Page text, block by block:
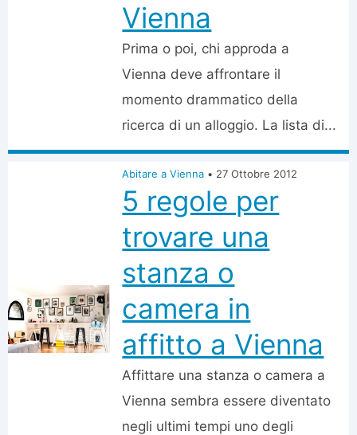
Vienna
Prima o poi, chi approda a
Vienna deve affrontare il
momento drammatico della
ricerca di un alloggio. La lista di...
Abitare a Vienna • 27 Ottobre 2012
5 regole per
trovare una
stanza o
camera in
affitto a Vienna
Affittare una stanza o camera a
Vienna sembra essere diventato
negli ultimi tempi uno degli